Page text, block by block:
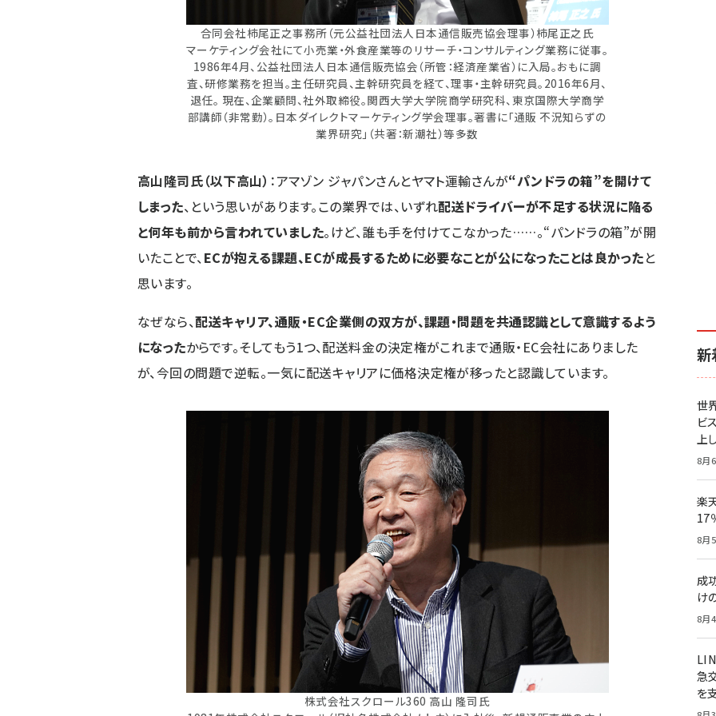
合同会社柿尾正之事務所（元公益社団法人日本通信販売協会理事）柿尾正之氏
マーケティング会社にて小売業・外食産業等のリサーチ・コンサルティング業務に従事。
1986年4月、公益社団法人日本通信販売協会（所管：経済産業省）に入局。おもに調
査、研修業務を担当。主任研究員、主幹研究員を経て、理事・主幹研究員。2016年6月、
退任。 現在、企業顧問、社外取締役。関西大学大学院商学研究科、東京国際大学商学
部講師（非常勤）。日本ダイレクトマーケティング学会理事。著書に「通販 不況知らずの
業界研究」（共著：新潮社）等多数
高山隆司氏（以下高山） ：アマゾン ジャパンさんとヤマト運輸さんが“パンドラの箱”を開けて
しまった、という思いがあります。この業界では、いずれ配送ドライバーが不足する状況に陥る
と何年も前から言われていました。けど、誰も手を付けてこなかった……。“パンドラの箱”が開
いたことで、ECが抱える課題、ECが成長するために必要なことが公になったことは良かったと
思います。
なぜなら、配送キャリア、通販・EC企業側の双方が、課題・問題を共通認識として意識するよう
になったからです。そしてもう1つ、配送料金の決定権がこれまで通販・EC会社にありました
が、今回の問題で逆転。一気に配送キャリアに価格決定権が移ったと認識しています。
株式会社スクロール360 高山 隆司氏
新
世
ビ
上
8月
楽
17
8月
成
け
8月
急
を